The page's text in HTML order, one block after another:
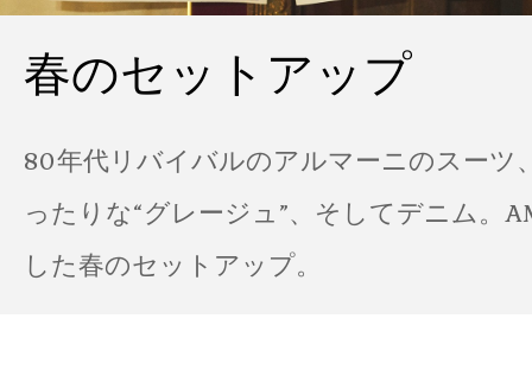
春のセットアップ
80年代リバイバルのアルマーニのスーツ
ったりな“グレージュ”、そしてデニム。
した春のセットアップ。